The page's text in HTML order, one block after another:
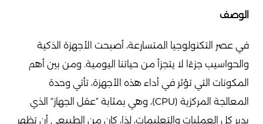
الوصف
في عصر التكنولوجيا المتسارعة، أصبحت الأجهزة الذكية
والحواسيب جزءًا لا يتجزأ من حياتنا اليومية. ومن بين أهم
المكونات التي تؤثر في أداء هذه الأجهزة، تأتي وحدة
المعالجة المركزية (CPU)، وهي بمثابة “عقل الجهاز” الذي
يدير كل العمليات والتعليمات، لذا، كان من الطبيعي أن تظهر